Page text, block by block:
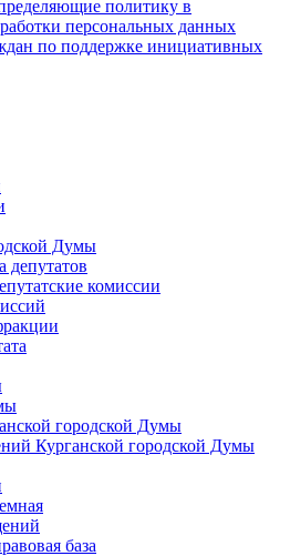
политику в
персональных данных
по поддержке инициативных
Думы
депутатов
комиссии
городской Думы
Курганской городской Думы
база